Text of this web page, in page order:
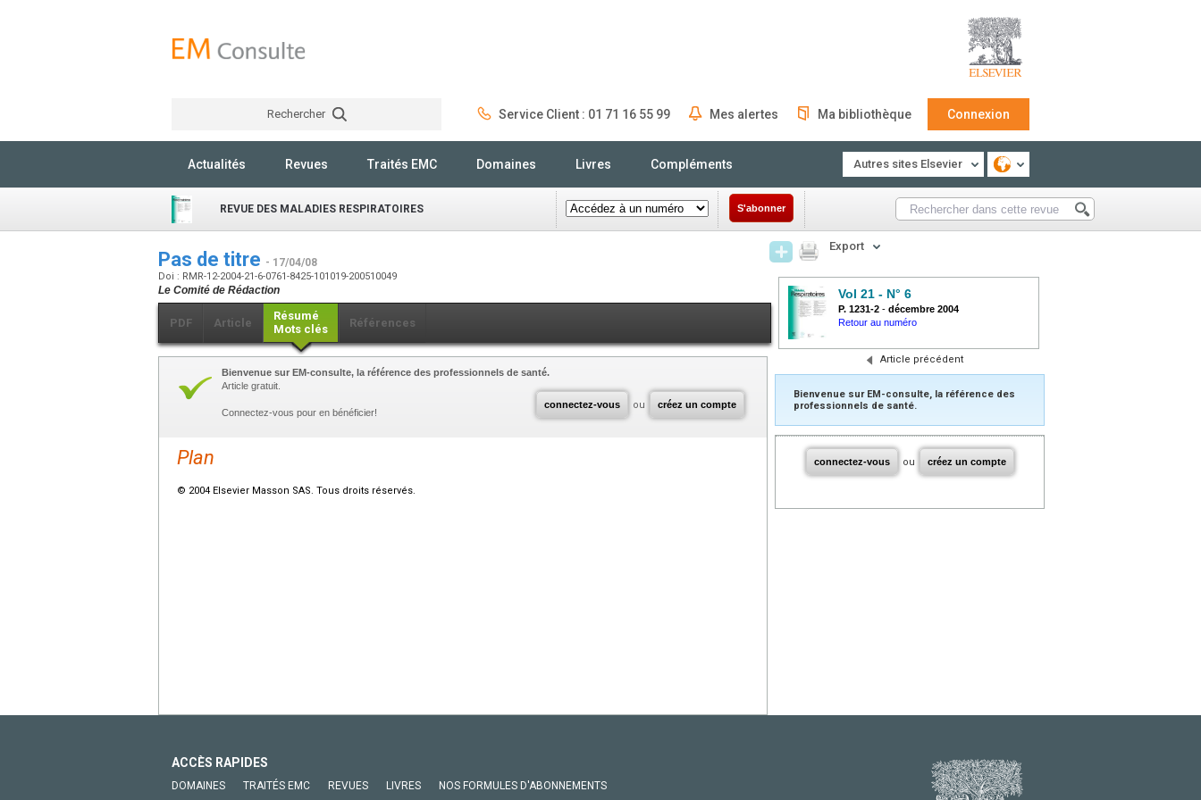
Rechercher Service Client : 01 71 16 55 99 Mes alertes Ma bibliothèque Connexion
Actualités Revues Traités EMC Domaines Livres Compléments Autres sites Elsevier
REVUE DES MALADIES RESPIRATOIRES S'abonner
Pas de titre - 17/04/08
Doi : RMR-12-2004-21-6-0761-8425-101019-200510049
Le Comité de Rédaction
PDF Article
Résumé
Mots clés
Références
connectez-vous ou créez un compte
Bienvenue sur EM-consulte, la référence des professionnels de santé.
Article gratuit.
Connectez-vous pour en bénéficier!
Plan
© 2004 Elsevier Masson SAS. Tous droits réservés.
Export
Vol 21 - N° 6
P. 1231-2 - décembre 2004
Retour au numéro
Article précédent
Bienvenue sur EM-consulte, la référence des
professionnels de santé.
connectez-vous ou créez un compte
ACCÈS RAPIDES
DOMAINES TRAITÉS EMC REVUES LIVRES NOS FORMULES D'ABONNEMENTS